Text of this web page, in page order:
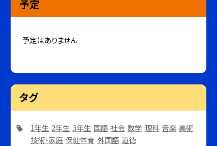
予定
予定はありません
タグ
1年生 2年生 3年生 国語 社会 数学 理科 音楽 美術
技術・家庭 保健体育 外国語 道徳